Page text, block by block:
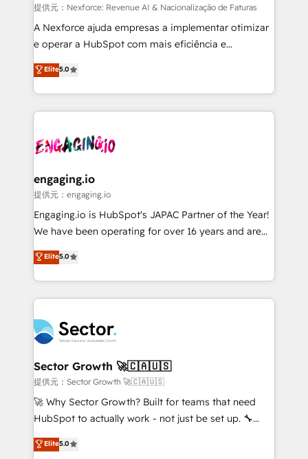
growth. 🚀 AI-Driven GTM Orchestration Unify
HubSpot with LinkedIn, WhatsApp, email, paid
media, and AI voice to drive pipeline. 🤖 AI Custom
prospecting, follow-ups, service triage, and
knowledge retrieval—built in HubSpot. ⚡ Fast-Track
advanced optimization & adoption 📍 São Paulo, BR
• Des Moines, IA • New York, NY
提供元：Nexforce: Revenue AI & Nacionalização de Faturas
A Nexforce ajuda empresas a implementar otimizar
e operar a HubSpot com mais eficiência e
previsibilidade de receita. Combinamos Revenue
Operations (RevOps) e Inteligência Artificial para
estruturar processos integrar sistemas organizar
dados e automatizar operações. O objetivo é
operacional de receita conectando equipes
Também somos distribuidores oficiais da HubSpot
e de mais de 150 softwares globais permitindo
contratar e pagar a HubSpot em reais com nota
fiscal no Brasil e gerar economia de até 50% na
Oferecemos ainda agentes de IA especializados em
HubSpot que automatizam tarefas executam rotinas
empresas em 13 países utilizam a Nexforce. Somos
a maior parceira da HubSpot na América Latina e
líder no ranking global de sucesso do cliente da
HubSpot.
Elite5.0
engaging.io
提供元：engaging.io
Engaging.io is HubSpot's JAPAC Partner of the Year!
We have been operating for over 16 years and are
one of HubSpot's most experienced and technically
capable Agency Partners globally. We specialise in
complex CRM migrations, implementations,
integrations, custom CMS portal development,
businesses. Our teams are based in North America
and APAC. We are HubSpot's top-ranked Advanced
Implementation Certified Partner and we contribute
to their advisory council. We strive to do 'good work
with good people' and have worked with incredible
brands. You can see some of them on our website,
Elite5.0
Sector Growth 🚀🇨🇦🇺🇸
提供元：Sector Growth 🚀🇨🇦🇺🇸
🚀 Why Sector Growth? Built for teams that need
HubSpot to actually work - not just be set up. 🔧
HubSpot Experts: Onboarding, migrations,
automation, and training built for adoption. ⚡ Highly
Elite5.0